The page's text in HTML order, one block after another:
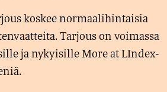
Tarjous on voimassa
ja nykyisille More at LIndex-